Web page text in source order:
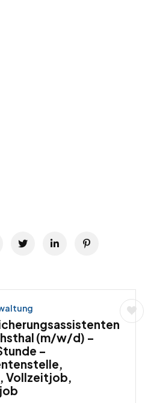
(m/w/d) –
–
Vollzeitjob,